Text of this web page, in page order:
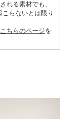
れる素材でも、
らないとは限り
こちらのページを